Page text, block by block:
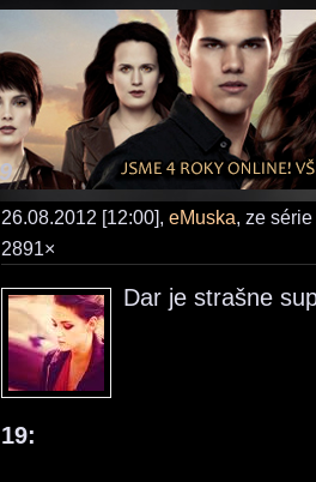
26.08.2012 [12:00], eMuska, ze série
2891×
Dar je strašne
19: